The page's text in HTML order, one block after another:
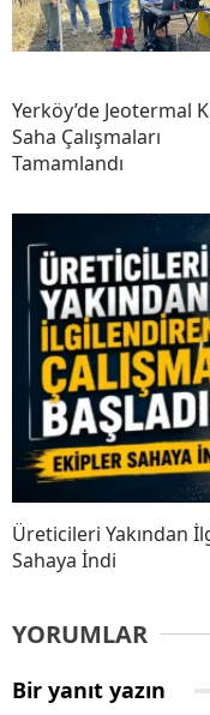
Yerköy’de Jeotermal
Saha Çalışmaları
Tamamlandı
Üreticileri Yakından
Sahaya İndi
YORUMLAR
Bir yanıt yazın